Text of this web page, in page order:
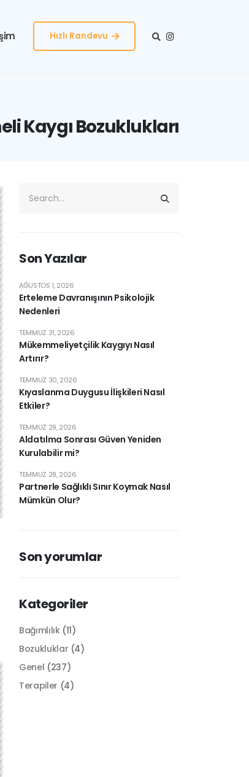
Hızlı Randevu
Kaygı Bozuklukları
Son Yazılar
Erteleme Davranışının Psikolojik
Nedenleri
AĞUSTOS 1, 2026
Mükemmeliyetçilik Kaygıyı Nasıl
Artırır?
TEMMUZ 31, 2026
Kıyaslanma Duygusu İlişkileri Nasıl
Etkiler?
TEMMUZ 30, 2026
Aldatılma Sonrası Güven Yeniden
Kurulabilir mi?
TEMMUZ 29, 2026
Partnerle Sağlıklı Sınır Koymak Nasıl
Mümkün Olur?
TEMMUZ 28, 2026
Son yorumlar
Kategoriler
Bağımlılık(11)
Bozukluklar (4)
Genel (237)
Terapiler (4)